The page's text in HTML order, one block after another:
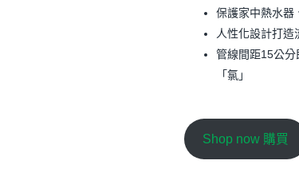
保護家中熱水器
人性化設計打
管線間距15公
「氯」
Shop now 購買